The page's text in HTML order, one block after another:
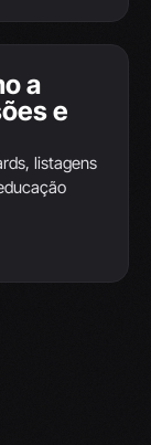
10
JUN
a
e
listagens